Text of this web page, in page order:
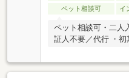
ペット相談可
イ
ペット相談可・二人
証人不要／代行 ・